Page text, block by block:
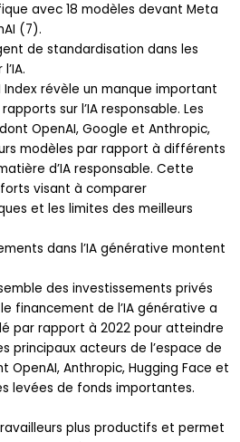
avec 18 modèles devant Meta
(7).
de standardisation dans les
Index révèle un manque important
sur l’IA responsable. Les
OpenAI, Google et Anthropic,
modèles par rapport à différents
d’IA responsable. Cette
visant à comparer
et les limites des meilleurs
dans l’IA générative montent
des investissements privés
le financement de l’IA générative a
par rapport à 2022 pour atteindre
principaux acteurs de l’espace de
OpenAI, Anthropic, Hugging Face et
levées de fonds importantes.
travailleurs plus productifs et permet